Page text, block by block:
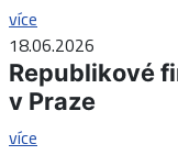
více
18.06.2026
Republikové
v Praze
více